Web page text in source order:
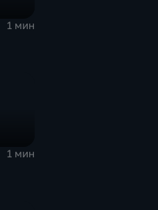
1 мин
1 мин